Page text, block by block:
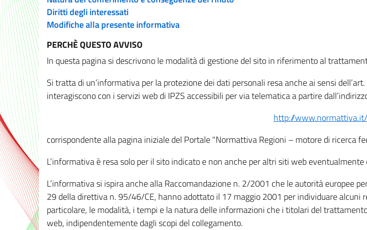
Diritti degli interessati
Modifiche alla presente informativa
PERCHÈ QUESTO AVVISO
In questa pagina si descrivono le modalità di gestione del sito in riferimento al
Si tratta di un’informativa per la protezione dei dati personali resa anche ai sensi
interagiscono con i servizi web di IPZS accessibili per via telematica a partire
http://
corrispondente alla pagina iniziale del Portale "Normattiva Regioni – motore di ricerca
L’informativa è resa solo per il sito indicato e non anche per altri siti web
L’informativa si ispira anche alla Raccomandazione n. 2/2001 che le autorità europee
29 della direttiva n. 95/46/CE, hanno adottato il 17 maggio 2001 per individuare alcuni
particolare, le modalità, i tempi e la natura delle informazioni che i titolari del
web, indipendentemente dagli scopi del collegamento.